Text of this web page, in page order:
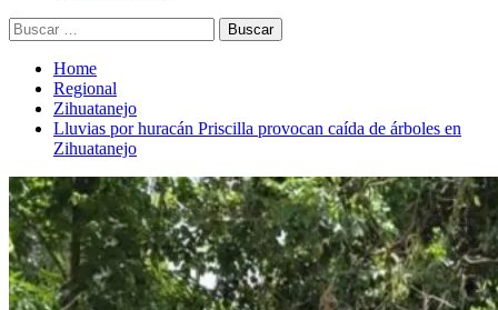
Buscar:
Home
Regional
Zihuatanejo
Lluvias por huracán Priscilla provocan caída de árboles en
Zihuatanejo